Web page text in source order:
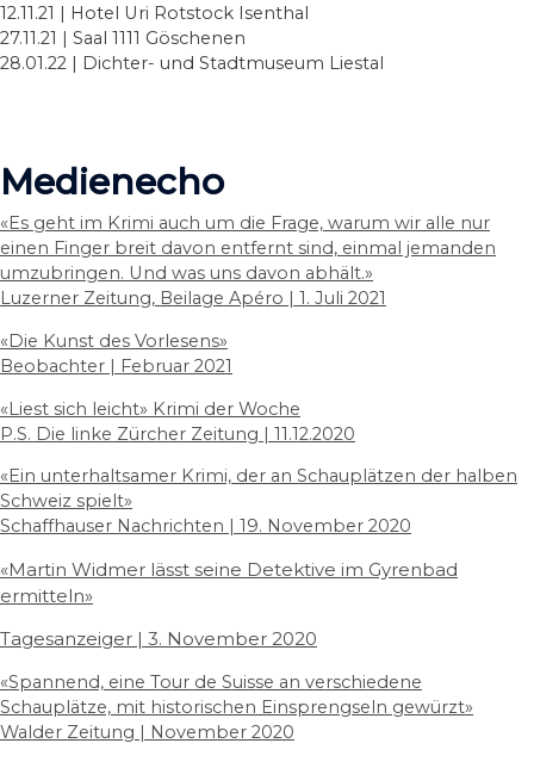
12.11.21 | Hotel Uri Rotstock Isenthal
27.11.21 | Saal 1111 Göschenen
28.01.22 | Dichter- und Stadtmuseum Liestal
Medienecho
«Es geht im Krimi auch um die Frage, warum wir alle nur
einen Finger breit davon entfernt sind, einmal jemanden
umzubringen. Und was uns davon abhält.»
Luzerner Zeitung, Beilage Apéro | 1. Juli 2021
«Die Kunst des Vorlesens»
Beobachter | Februar 2021
«Liest sich leicht» Krimi der Woche
P.S. Die linke Zürcher Zeitung | 11.12.2020
«Ein unterhaltsamer Krimi, der an Schauplätzen der halben
Schweiz spielt»
Schaffhauser Nachrichten | 19. November 2020
«Martin Widmer lässt seine Detektive im Gyrenbad
ermitteln»
Tagesanzeiger | 3. November 2020
«Spannend, eine Tour de Suisse an verschiedene
Schauplätze, mit historischen Einsprengseln gewürzt»
Walder Zeitung | November 2020